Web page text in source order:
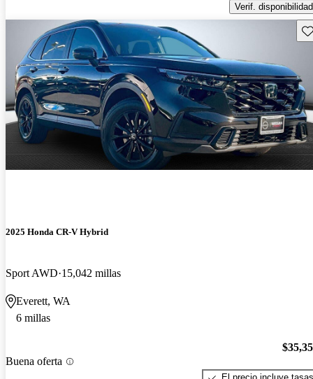
Verif. disponibilidad
2025 Honda CR-V Hybrid
Sport AWD 15,042 millas
Everett, WA
6 millas
Buena oferta